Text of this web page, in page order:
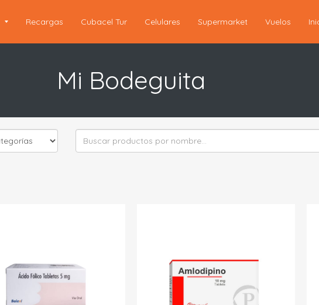
Recargas Cubacel Tur Celulares Supermarket Vuelos
Mi Bodeguita